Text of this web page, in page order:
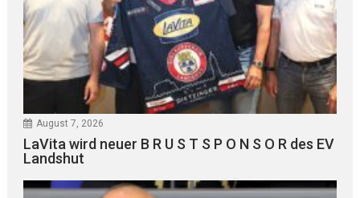
August 7, 2026
LaVita wird neuer B R U S T S P O N S O R des EV
Landshut